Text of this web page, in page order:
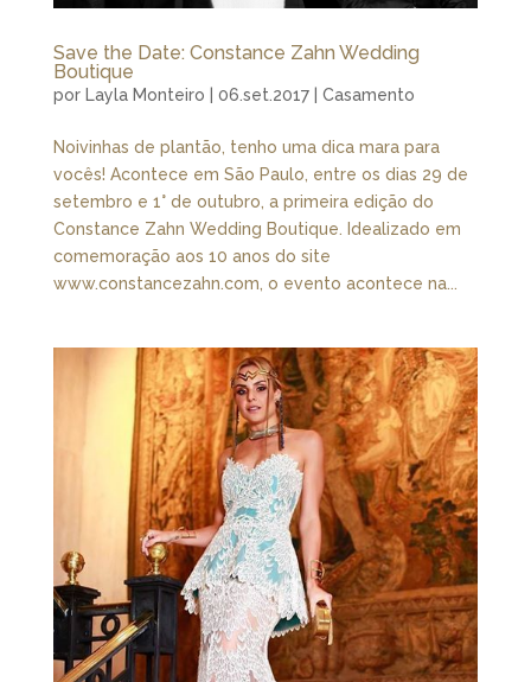
Save the Date: Constance Zahn Wedding
Boutique
por Layla Monteiro 06.set.2017| Casamento
Noivinhas de plantão, tenho uma dica mara para
vocês! Acontece em São Paulo, entre os dias 29 de
setembro e 1° de outubro, a primeira edição do
Constance Zahn Wedding Boutique. Idealizado em
comemoração aos 10 anos do site
www.constancezahn.com, o evento acontece na...